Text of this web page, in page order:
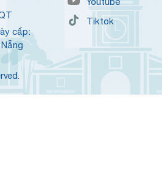
cấp:
Tiktok